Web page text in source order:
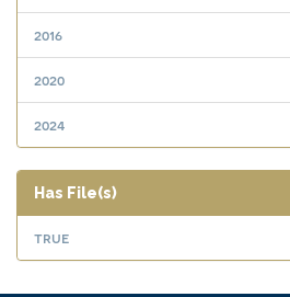
2016
2020
2024
Has File(s)
true